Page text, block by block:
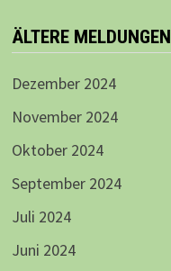
ÄLTERE MELDUNGEN
Dezember 2024
November 2024
Oktober 2024
September 2024
Juli 2024
Juni 2024